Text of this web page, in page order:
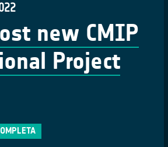
new CMIP
Project